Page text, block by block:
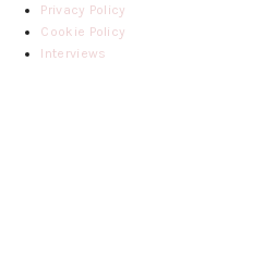
Privacy Policy
Cookie Policy
Interviews